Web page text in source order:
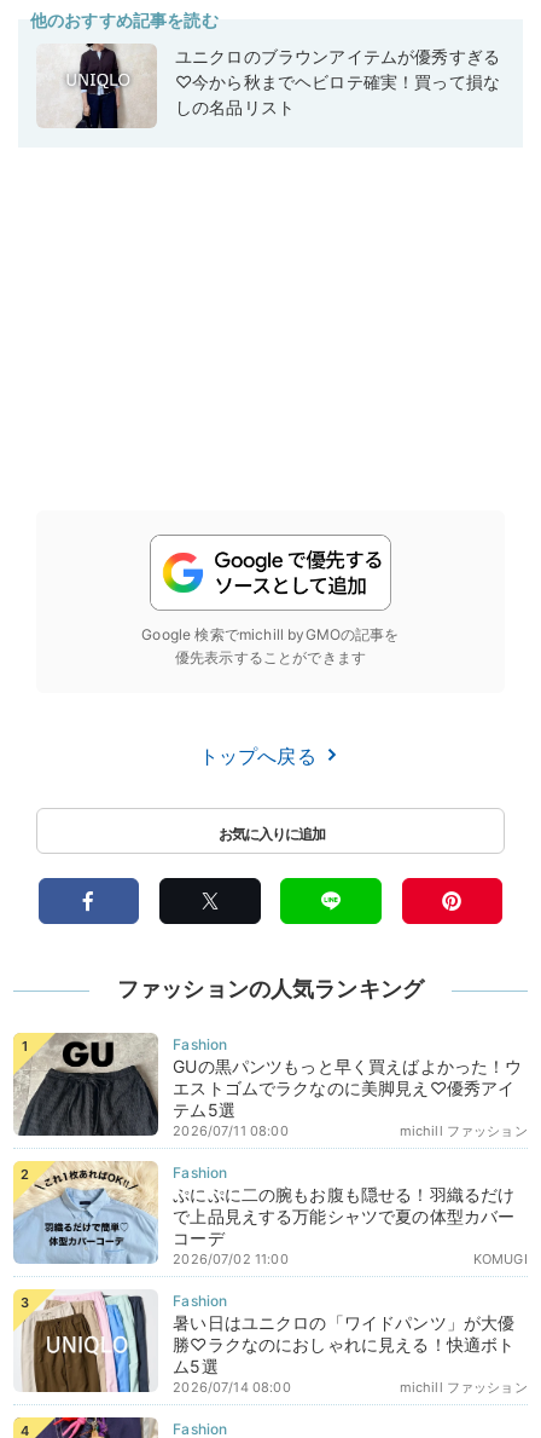
他のおすすめ記事を読む
ユニクロのブラウンアイテムが優秀すぎる
♡今から秋までヘビロテ確実！買って損な
しの名品リスト
Google 検索でmichill byGMOの記事を
優先表示することができます
トップへ戻る
ファッションの人気ランキング
GUの黒パンツもっと早く買えばよかった！ウ
エストゴムでラクなのに美脚見え♡優秀アイ
テム5選
michill ファッション
2026/07/11 08:00
ぷにぷに二の腕もお腹も隠せる！羽織るだけ
で上品見えする万能シャツで夏の体型カバー
コーデ
KOMUGI
2026/07/02 11:00
暑い日はユニクロの「ワイドパンツ」が大優
勝♡ラクなのにおしゃれに見える！快適ボト
ム5選
michill ファッション
2026/07/14 08:00